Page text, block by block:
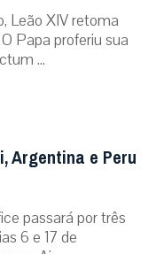
Leão XIV retoma
Papa proferiu sua
...
Argentina e Peru
passará por três
6 e 17 de